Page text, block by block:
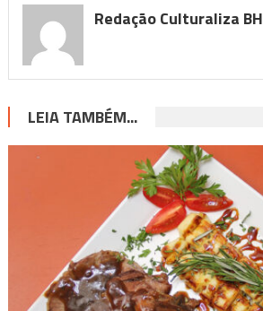
Redação Culturaliza BH
LEIA TAMBÉM...